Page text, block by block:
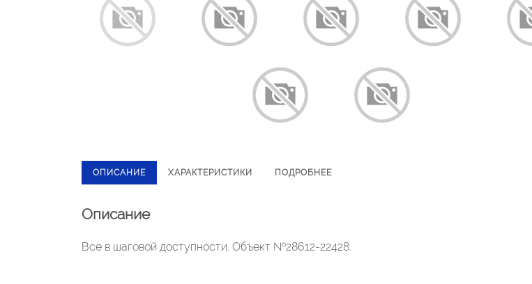
ОПИСАНИЕ ХАРАКТЕРИСТИКИ ПОДРОБНЕЕ
Описание
Все в шаговой доступности. Объект №28612-22428.